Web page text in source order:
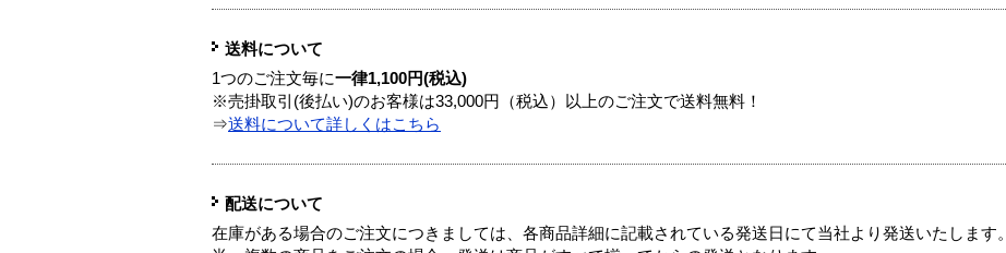
送料について
1つのご注文毎に一律1,100円(税込)
※売掛取引(後払い)のお客様は33,000円（税込）以上のご注文で送料無料！
⇒送料について詳しくはこちら
配送について
在庫がある場合のご注文につきましては、各商品詳細に記載されている発送日にて当社より発送いたします。